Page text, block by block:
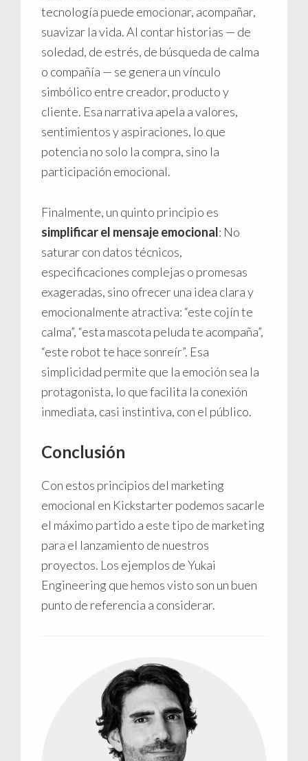
tecnología puede emocionar, acompañar,
suavizar la vida. Al contar historias — de
soledad, de estrés, de búsqueda de calma
o compañía — se genera un vínculo
simbólico entre creador, producto y
cliente. Esa narrativa apela a valores,
sentimientos y aspiraciones, lo que
potencia no solo la compra, sino la
participación emocional.
Finalmente, un quinto principio es
simplificar el mensaje emocional: No
saturar con datos técnicos,
especificaciones complejas o promesas
exageradas, sino ofrecer una idea clara y
emocionalmente atractiva: “este cojín te
calma”, “esta mascota peluda te acompaña”,
“este robot te hace sonreír”. Esa
simplicidad permite que la emoción sea la
protagonista, lo que facilita la conexión
inmediata, casi instintiva, con el público.
Conclusión
Con estos principios del marketing
emocional en Kickstarter podemos sacarle
el máximo partido a este tipo de marketing
para el lanzamiento de nuestros
proyectos. Los ejemplos de Yukai
Engineering que hemos visto son un buen
punto de referencia a considerar.